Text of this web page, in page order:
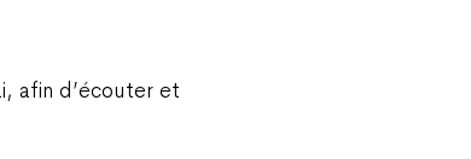
afin d’écouter et